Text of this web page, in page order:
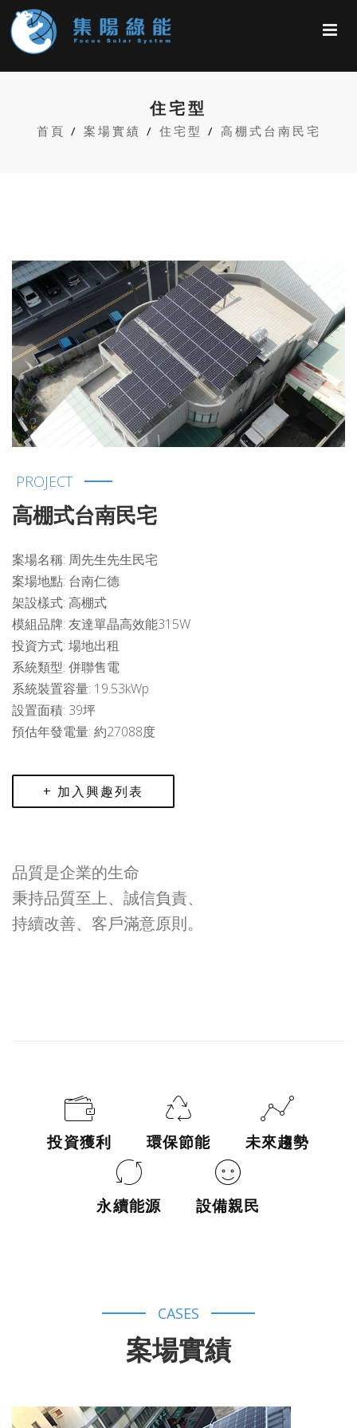
住宅型
首頁 案場實績 住宅型 高棚式台南民宅
PROJECT
高棚式台南民宅
案場名稱: 周先生先生民宅
案場地點: 台南仁德
架設樣式: 高棚式
模組品牌: 友達單晶高效能315W
投資方式: 場地出租
系統類型: 併聯售電
系統裝置容量: 19.53kWp
設置面積: 39坪
預估年發電量: 約27088度
+ 加入興趣列表
品質是企業的生命
秉持品質至上、誠信負責、
持續改善、客戶滿意原則。
投資獲利 環保節能 未來趨勢
永續能源 設備親民
CASES
案場實績